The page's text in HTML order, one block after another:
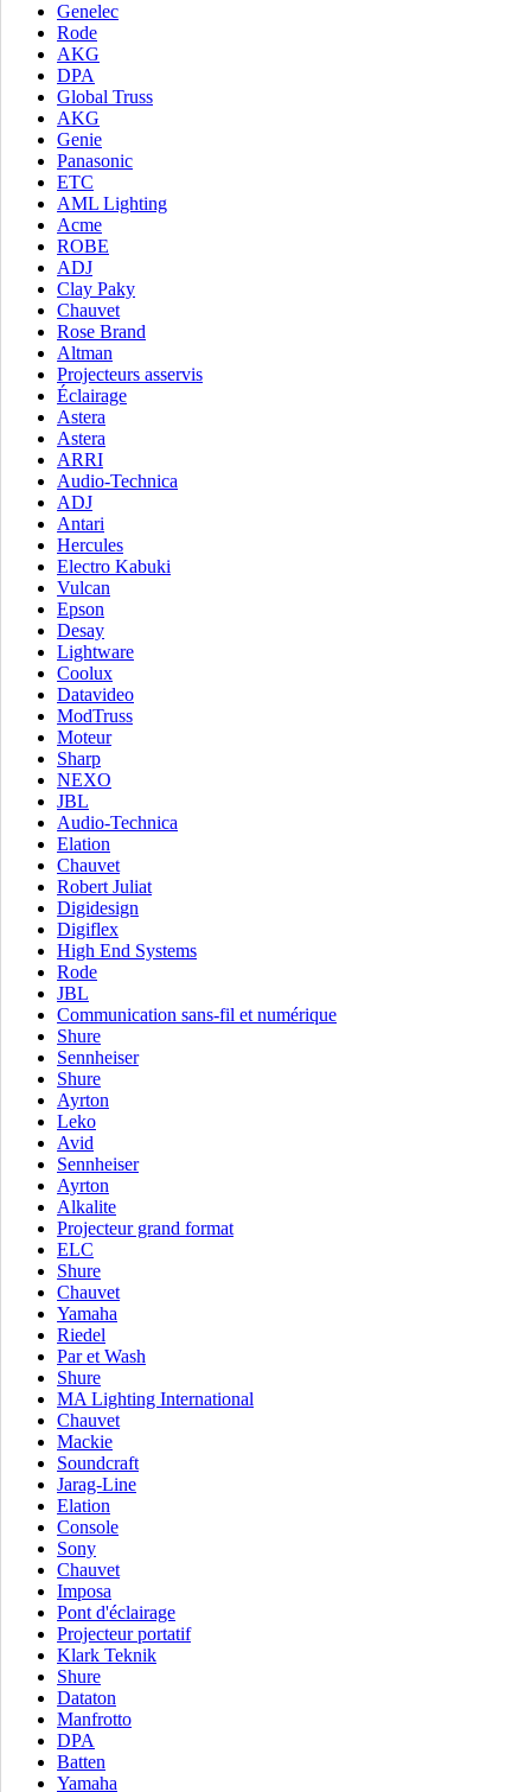
Genelec
Rode
AKG
DPA
Global Truss
AKG
Genie
Panasonic
ETC
AML Lighting
Acme
ROBE
ADJ
Clay Paky
Chauvet
Rose Brand
Altman
Projecteurs asservis
Éclairage
Astera
Astera
ARRI
Audio-Technica
ADJ
Antari
Hercules
Electro Kabuki
Vulcan
Epson
Desay
Lightware
Coolux
Datavideo
ModTruss
Moteur
Sharp
NEXO
JBL
Audio-Technica
Elation
Chauvet
Robert Juliat
Digidesign
Digiflex
High End Systems
Rode
JBL
Communication sans-fil et numérique
Shure
Sennheiser
Shure
Ayrton
Leko
Avid
Sennheiser
Ayrton
Alkalite
Projecteur grand format
ELC
Shure
Chauvet
Yamaha
Riedel
Par et Wash
Shure
MA Lighting International
Chauvet
Mackie
Soundcraft
Jarag-Line
Elation
Console
Sony
Chauvet
Imposa
Pont d'éclairage
Projecteur portatif
Klark Teknik
Shure
Dataton
Manfrotto
DPA
Batten
Yamaha